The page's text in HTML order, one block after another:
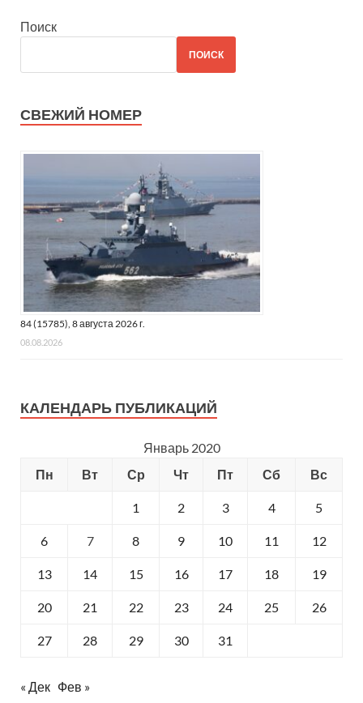
БОЛЬШИЕ льготы получают.
и ещё-большинство имеют звание Ветеранов-и тогда даже
Поиск
ПОИСК
СВЕЖИЙ НОМЕР
84 (15785), 8 августа 2026 г.
08.08.2026
КАЛЕНДАРЬ ПУБЛИКАЦИЙ
Январь 2020
Пн
Вт Ср Чт Пт Сб Вс
1 2 3 4 5
6 7 8 9 10 11 12
13 14 15 16 17 18 19
20 21 22 23 24 25 26
27 28 29 30 31
« Дек Фев »